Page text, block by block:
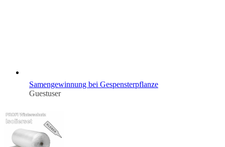
Samengewinnung bei Gespensterpflanze
Guestuser